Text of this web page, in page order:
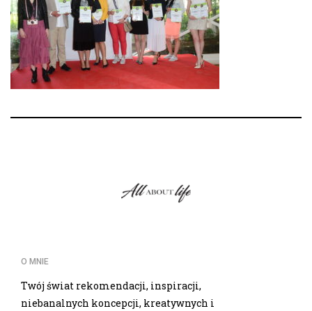
O MNIE
Twój świat rekomendacji, inspiracji,
niebanalnych koncepcji, kreatywnych i